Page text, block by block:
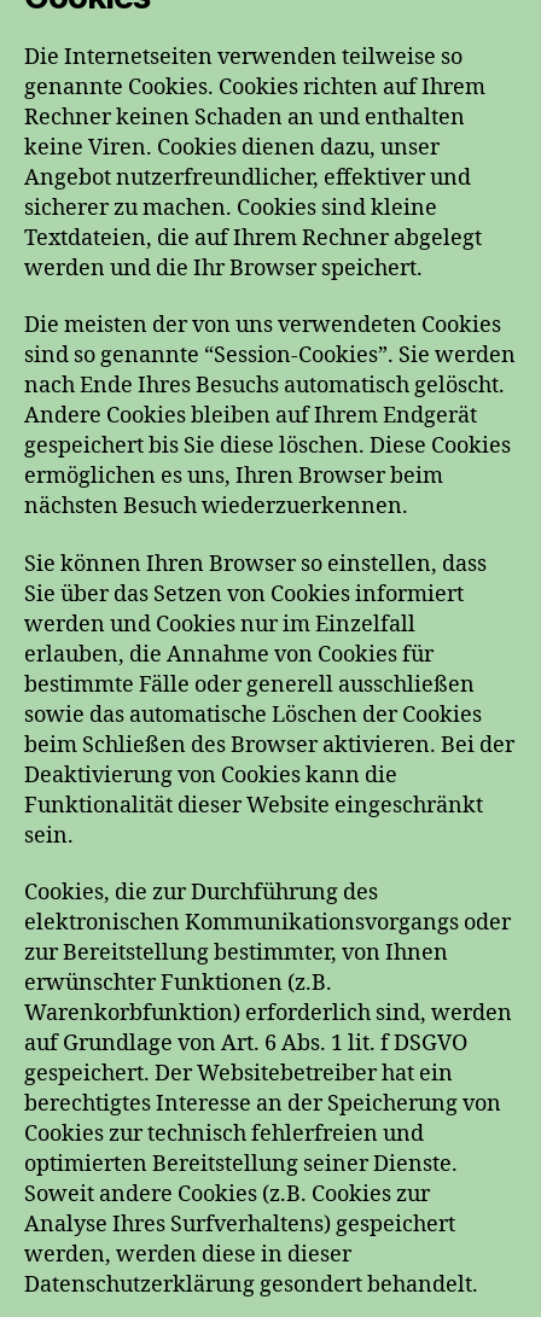
Die Internetseiten verwenden teilweise so
genannte Cookies. Cookies richten auf Ihrem
Rechner keinen Schaden an und enthalten
keine Viren. Cookies dienen dazu, unser
Angebot nutzerfreundlicher, effektiver und
sicherer zu machen. Cookies sind kleine
Textdateien, die auf Ihrem Rechner abgelegt
werden und die Ihr Browser speichert.
Die meisten der von uns verwendeten Cookies
sind so genannte “Session-Cookies”. Sie werden
nach Ende Ihres Besuchs automatisch gelöscht.
Andere Cookies bleiben auf Ihrem Endgerät
gespeichert bis Sie diese löschen. Diese Cookies
ermöglichen es uns, Ihren Browser beim
nächsten Besuch wiederzuerkennen.
Sie können Ihren Browser so einstellen, dass
Sie über das Setzen von Cookies informiert
werden und Cookies nur im Einzelfall
erlauben, die Annahme von Cookies für
bestimmte Fälle oder generell ausschließen
sowie das automatische Löschen der Cookies
beim Schließen des Browser aktivieren. Bei der
Deaktivierung von Cookies kann die
Funktionalität dieser Website eingeschränkt
sein.
Cookies, die zur Durchführung des
elektronischen Kommunikationsvorgangs oder
zur Bereitstellung bestimmter, von Ihnen
erwünschter Funktionen (z.B.
Warenkorbfunktion) erforderlich sind, werden
auf Grundlage von Art. 6 Abs. 1 lit. f DSGVO
gespeichert. Der Websitebetreiber hat ein
berechtigtes Interesse an der Speicherung von
Cookies zur technisch fehlerfreien und
optimierten Bereitstellung seiner Dienste.
Soweit andere Cookies (z.B. Cookies zur
Analyse Ihres Surfverhaltens) gespeichert
werden, werden diese in dieser
Datenschutzerklärung gesondert behandelt.